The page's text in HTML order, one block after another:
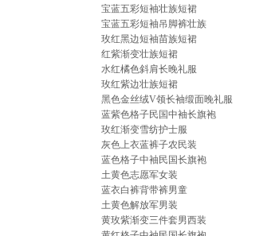
宝蓝五彩短袖壮族短裙
宝蓝五彩短袖吊脚裤壮族
玫红黑边短袖苗族短裙
红紫渐变壮族短裙
水红橘色斜肩长晚礼服
玫红紫边壮族短裙
黑色金丝绒V领长袖缎面晚礼服
蓝紫色格子民国中袖长旗袍
玫红渐变雪纺护士服
灰色上衣蓝裤子农民装
蓝色格子中袖民国长旗袍
土黄色志愿军女装
蓝衣白裤背带裤男童
土黄色解放军男装
黄玫紫渐变三件套男西装